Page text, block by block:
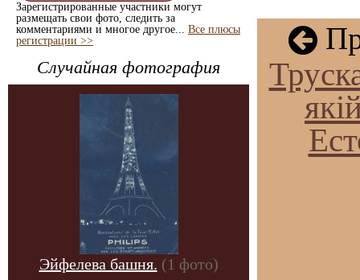
Зарегистрированные участники могут
размещать свои фото, следить за
комментариями и многое другое... Все плюсы
регистрации >>
Случайная фотография
Эйфелева башня. (1 фото)